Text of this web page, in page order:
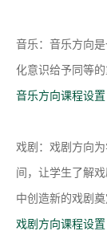
音乐：音乐方向
化意识给予同等的
音乐方向课程设置
戏剧：戏剧方向
间，让学生了解
中创造新的戏剧奠
戏剧方向课程设置